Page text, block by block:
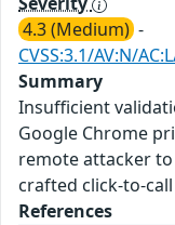
4.3 (Medium) -
CVSS:3.1/AV:N/
Summary
Insufficient
Google Chrome
remote attacker
crafted click-to-
References